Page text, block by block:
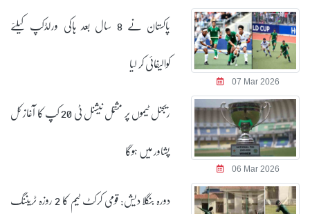
07 Mar 2026
پاکستان نے 8 سال بعد ہاکی ورلڈکپ کیلئے
کوالیفائی کر لیا
06 Mar 2026
ریجنل ٹیموں پر مشتمل نیشنل ٹی 20 کپ کا آغاز کل
پشاور میں ہوگا
دورہ بنگلا دیش: قومی کرکٹ ٹیم کا 2 روزہ ٹریننگ